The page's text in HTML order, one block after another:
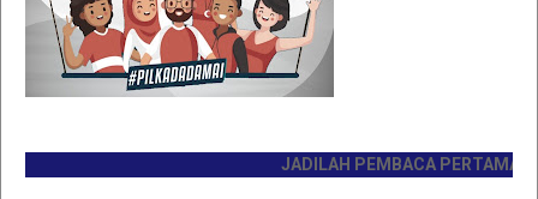
JADILAH PEMBACA PERTAMA HARI